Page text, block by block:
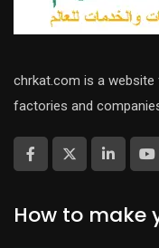
chrkat.com is a
factories and
How to make